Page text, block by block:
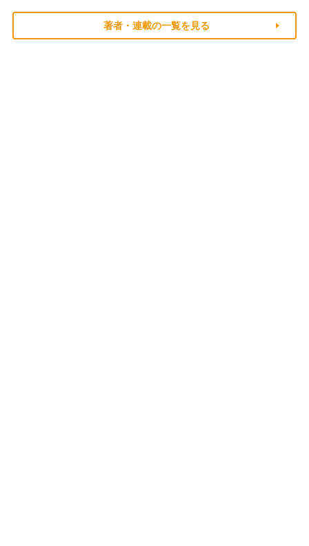
著者・連載の一覧を見る